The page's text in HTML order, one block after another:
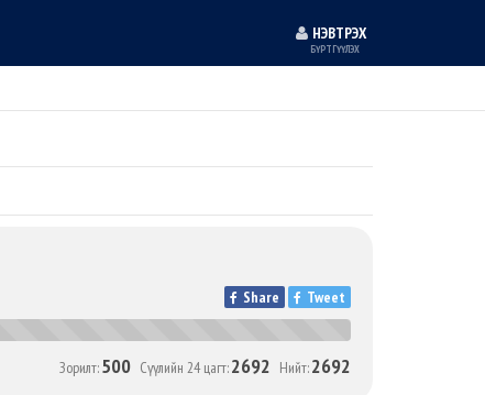
НЭВТРЭХ
БҮРТГҮҮЛЭХ
Share Tweet
Зорилт:500 Сүүлийн 24 цагт:2692 Нийт:2692